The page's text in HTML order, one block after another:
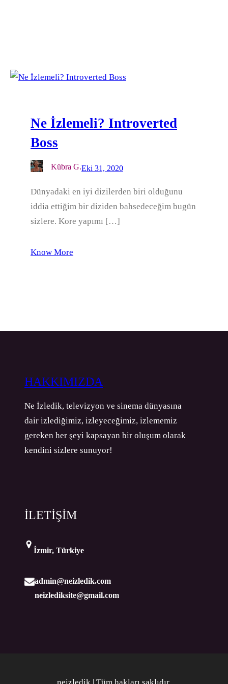
Ne İzlemeli? Introverted
Boss
Kübra G.Eki 31, 2020
Dünyadaki en iyi dizilerden biri olduğunu
iddia ettiğim bir diziden bahsedeceğim bugün
sizlere. Kore yapımı […]
Know More
HAKKIMIZDA
Ne İzledik, televizyon ve sinema dünyasına
dair izlediğimiz, izleyeceğimiz, izlememiz
gereken her şeyi kapsayan bir oluşum olarak
kendini sizlere sunuyor!
İLETİŞİM
İzmir, Türkiye
admin@neizledik.com
neizlediksite@gmail.com